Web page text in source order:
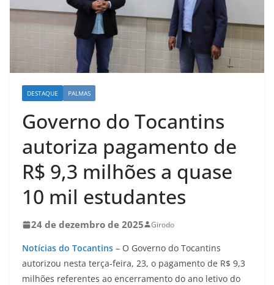
DESTAQUE PALMAS
Governo do Tocantins
autoriza pagamento de
R$ 9,3 milhões a quase
10 mil estudantes
24 de dezembro de 2025 Girodo
Notícias do Tocantins – O Governo do Tocantins
autorizou nesta terça-feira, 23, o pagamento de R$ 9,3
milhões referentes ao encerramento do ano letivo do